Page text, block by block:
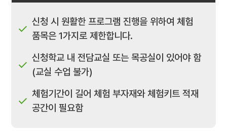
신청 시 원활한 프로그램 진행을 위하여 체험
품목은 1가지로 제한합니다.
신청학교 내 전담교실 또는 목공실이 있어야 함
(교실 수업 불가)
체험기간이 길어 체험 부자재와 체험키트 적재
공간이 필요함